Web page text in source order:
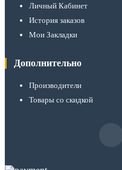
Личный Кабинет
История заказов
Мои Закладки
Дополнительно
Производители
Товары со скидкой